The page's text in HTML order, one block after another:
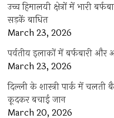
उच्च हिमालयी क्षेत्रों में भारी
सड़कें बाधित
March 23, 2026
पर्वतीय इलाकों में बर्फबारी
March 23, 2026
दिल्ली के शास्त्री पार्क में
कूदकर बचाई जान
March 20, 2026